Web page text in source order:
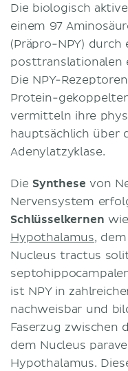
Die biologisch
einem 97
(Präpro-NPY) durch
posttranslationalen
Die NPY-
Protein-
vermitteln ihre
hauptsächlich über
Adenylatzyklase.
Die Synthese von
Nervensystem
Schlüsselkernen
Hypothalamus,
Nucleus tractus
ist NPY in
nachweisbar und
Faserzug zwischen
dem Nucleus
Hypothalamus.